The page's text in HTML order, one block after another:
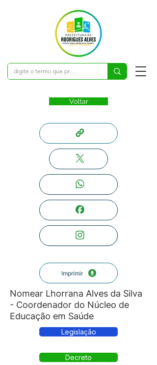
Voltar
Imprimir
Nomear Lhorrana Alves da Silva
- Coordenador do Núcleo de
Educação em Saúde
Legislação
Decreto